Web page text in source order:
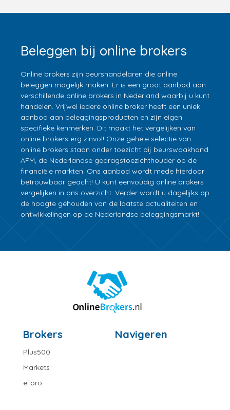
Beleggen bij online brokers
Online brokers zijn beurshandelaren die online
beleggen mogelijk maken. Er is een groot aanbod aan
verschillende online brokers in Nederland waarbij u kunt
handelen. Vrijwel iedere online broker heeft een uniek
aanbod aan beleggingsproducten en zijn eigen
specifieke kenmerken. Dit maakt het vergelijken van
online brokers erg zinvol! Onze gehele selectie van
online brokers staan onder toezicht bij beurswaakhond
AFM, de Nederlandse gedragstoezichthouder op de
financiële markten. Ons aanbod wordt mede hierdoor
betrouwbaar geacht! U kunt eenvoudig online brokers
vergelijken in ons overzicht. Verder wordt u dagelijks op
de hoogte gehouden van de laatste actualiteiten en
ontwikkelingen op de Nederlandse beleggingsmarkt!
Brokers
Plus500
Markets
eToro
Navigeren